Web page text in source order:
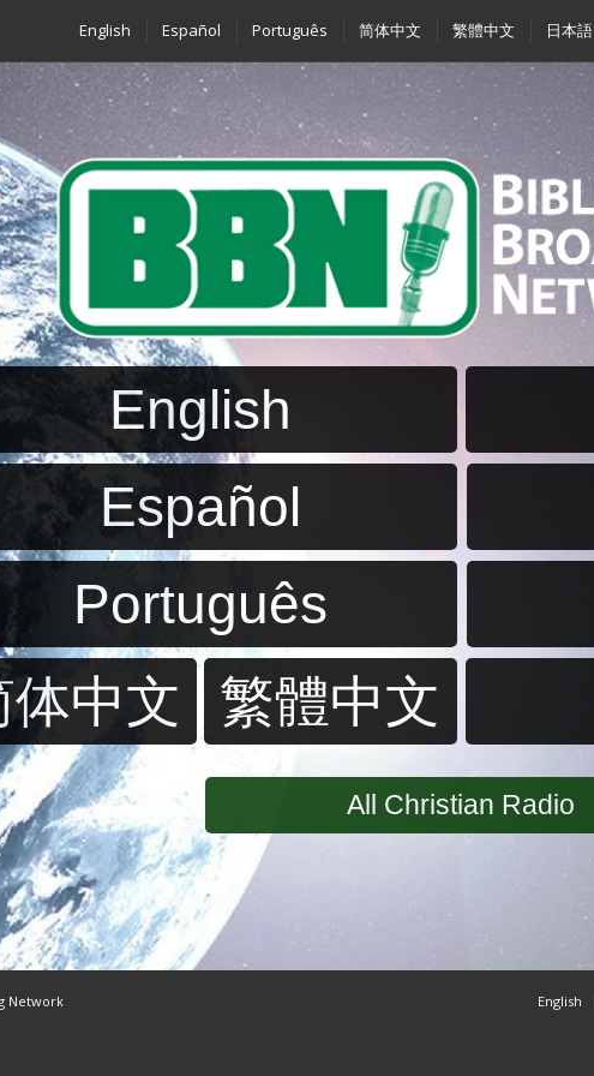
English Español Português 简体中文 繁體中文 日本語
English
Español
Português
体中文
繁體中文
All Christian Radio
Network English